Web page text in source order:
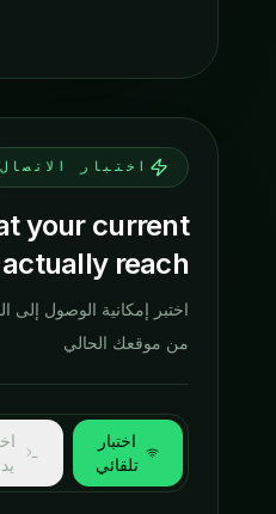
اختبار الاتصال
your current
actually reach
اختبر إمكانية الوصول إلى
من موقعك الحالي
تلقائي
يدوي